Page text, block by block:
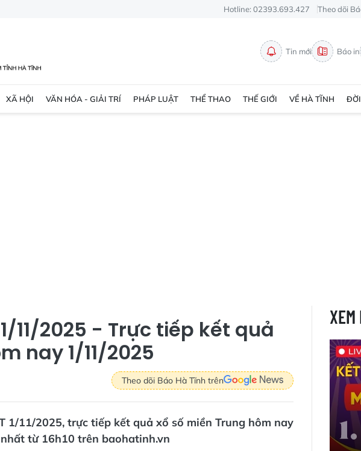
Hotline: 02393.693.427 Theo dõi
Tin mới Báo in
XÃ HỘI VĂN HÓA - GIẢI TRÍ PHÁP LUẬT THỂ THAO THẾ GIỚI VỀ HÀ TĨNH
1/11/2025 - Trực tiếp kết quả
nay 1/11/2025
Theo dõi Báo Hà Tĩnh trên
1/11/2025, trực tiếp kết quả xổ số miền Trung hôm nay
từ 16h10 trên baohatinh.vn
XEM